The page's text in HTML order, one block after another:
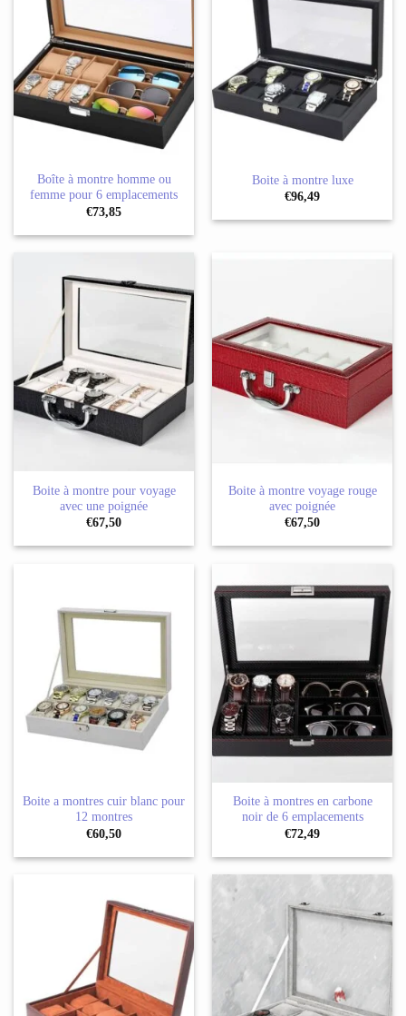
Boîte à montre homme ou
femme pour 6 emplacements
€73,85
Boite à montre luxe
€96,49
Boite à montre pour voyage
avec une poignée
€67,50
Boite à montre voyage rouge
avec poignée
€67,50
Boite a montres cuir blanc pour
12 montres
€60,50
Boite à montres en carbone
noir de 6 emplacements
€72,49